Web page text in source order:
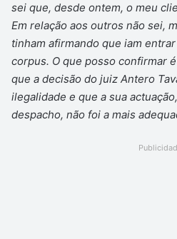
sei que, desde ontem, o meu
Em relação aos outros não sei,
tinham afirmando que iam
corpus. O que posso confirmar
que a decisão do juiz Antero
ilegalidade e que a sua
despacho, não foi a mais